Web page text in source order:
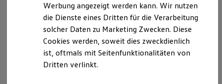
GTI Kollektion
Fußball Drop
we drive football
#wedriveproud
Besitzer und Service
Software Updates
Service und Ersatzteile
Werbung angezeigt werden kann. Wir nutzen
die Dienste eines Dritten für die Verarbeitung
solcher Daten zu Marketing Zwecken. Diese
Cookies werden, soweit dies zweckdienlich
ist, oftmals mit Seitenfunktionalitäten von
Dritten verlinkt.